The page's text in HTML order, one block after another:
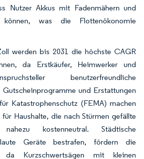
Nutzer Akkus mit Fadenmähern und
können, was die Flottenökonomie
werden bis 2031 die höchste CAGR
da Erstkäufer, Heimwerker und
benutzerfreundliche
und Erstattungen
Katastrophenschutz (FEMA) machen
Haushalte, die nach Stürmen gefällte
kostenneutral. Städtische
Geräte bestrafen, fördern die
da Kurzschwertsägen mit kleinen